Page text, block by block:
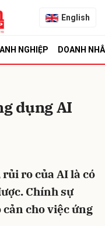
English
NGHIỆP DOANH
dụng AI
ro của AI là có
Chính sự
cho việc ứng
Hủy